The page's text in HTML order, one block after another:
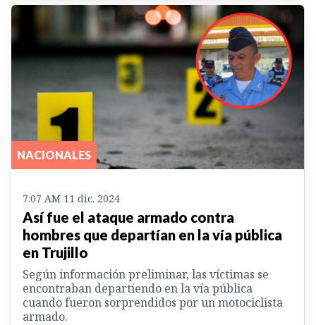
NACIONALES
7:07 AM 11 dic. 2024
Así fue el ataque armado contra
hombres que departían en la vía pública
en Trujillo
Según información preliminar, las víctimas se
encontraban departiendo en la vía pública
cuando fueron sorprendidos por un motociclista
armado.